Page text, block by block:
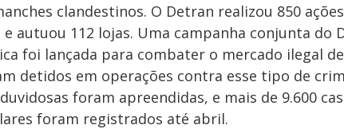
clandestinos. O Detran realizou 850
autuou 112 lojas. Uma campanha conjunta do
foi lançada para combater o mercado ilegal
detidos em operações contra esse tipo de
foram apreendidas, e mais de 9.600
foram registrados até abril.